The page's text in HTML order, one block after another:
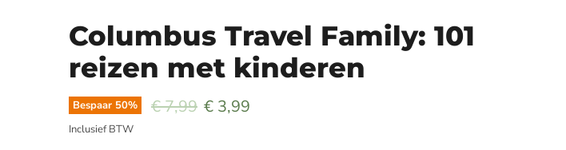
Columbus Travel Family: 101
reizen met kinderen
Bespaar 50% Prijs
€ 7,99 Met korting
€ 3,99
Inclusief BTW